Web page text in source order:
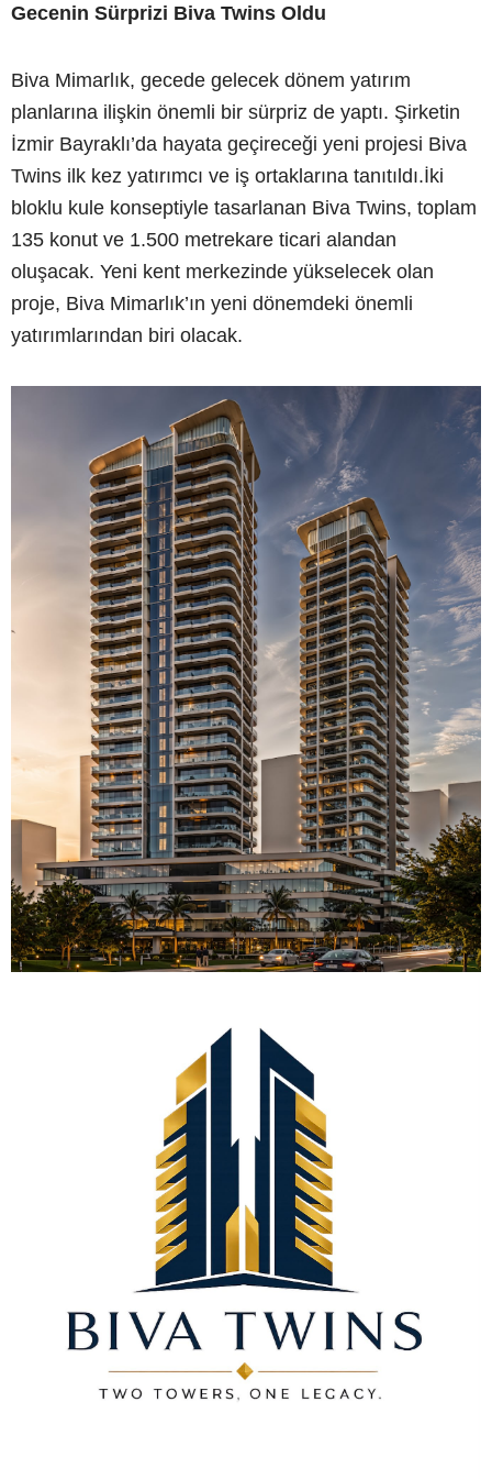
Gecenin Sürprizi Biva Twins Oldu
Biva Mimarlık, gecede gelecek dönem yatırım
planlarına ilişkin önemli bir sürpriz de yaptı. Şirketin
İzmir Bayraklı’da hayata geçireceği yeni projesi Biva
Twins ilk kez yatırımcı ve iş ortaklarına tanıtıldı.İki
bloklu kule konseptiyle tasarlanan Biva Twins, toplam
135 konut ve 1.500 metrekare ticari alandan
oluşacak. Yeni kent merkezinde yükselecek olan
proje, Biva Mimarlık’ın yeni dönemdeki önemli
yatırımlarından biri olacak.